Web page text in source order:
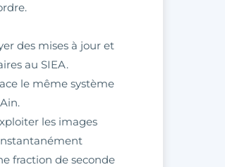
des mises à jour et
au SIEA.
le même système
les images
fraction de seconde